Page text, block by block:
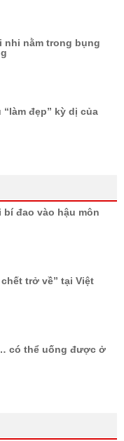
nhi nằm trong bụng
đẹp” kỳ dị của
đao vào hậu môn
trở về” tại Việt
có thể uống được ở